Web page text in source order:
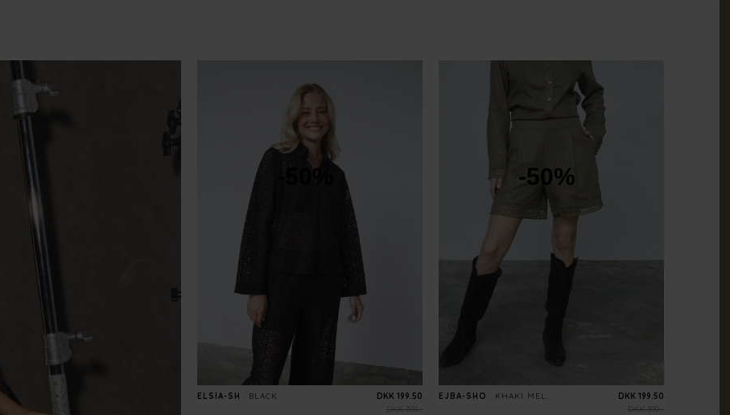
-50%
ELSIA-SH
BLACK
DKK 399.-
DKK 199.50
-50%
EJBA-SHO
KHAKI MEL.
DKK 399.-
DKK 199.50